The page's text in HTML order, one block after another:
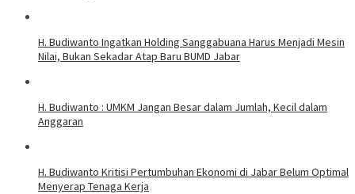
H. Budiwanto Ingatkan Holding Sanggabuana Harus Menjadi Mesin
Nilai, Bukan Sekadar Atap Baru BUMD Jabar
H. Budiwanto : UMKM Jangan Besar dalam Jumlah, Kecil dalam
Anggaran
H. Budiwanto Kritisi Pertumbuhan Ekonomi di Jabar Belum Optimal
Menyerap Tenaga Kerja